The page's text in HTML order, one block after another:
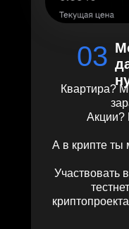
03
Квартира?
Акции?
А в крипте ты
Участвовать